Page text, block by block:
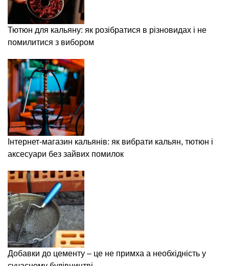
Тютюн для кальяну: як розібратися в різновидах і не
помилитися з вибором
Інтернет-магазин кальянів: як вибрати кальян, тютюн і
аксесуари без зайвих помилок
Добавки до цементу – це не примха а необхідність у